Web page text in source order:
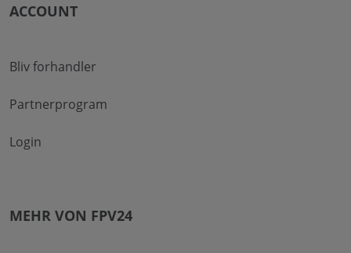
ACCOUNT
Bliv forhandler
Partnerprogram
Login
MEHR VON FPV24